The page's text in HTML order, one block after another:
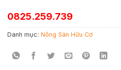
0825.259.739
Danh mục: Nông Sản Hữu Cơ